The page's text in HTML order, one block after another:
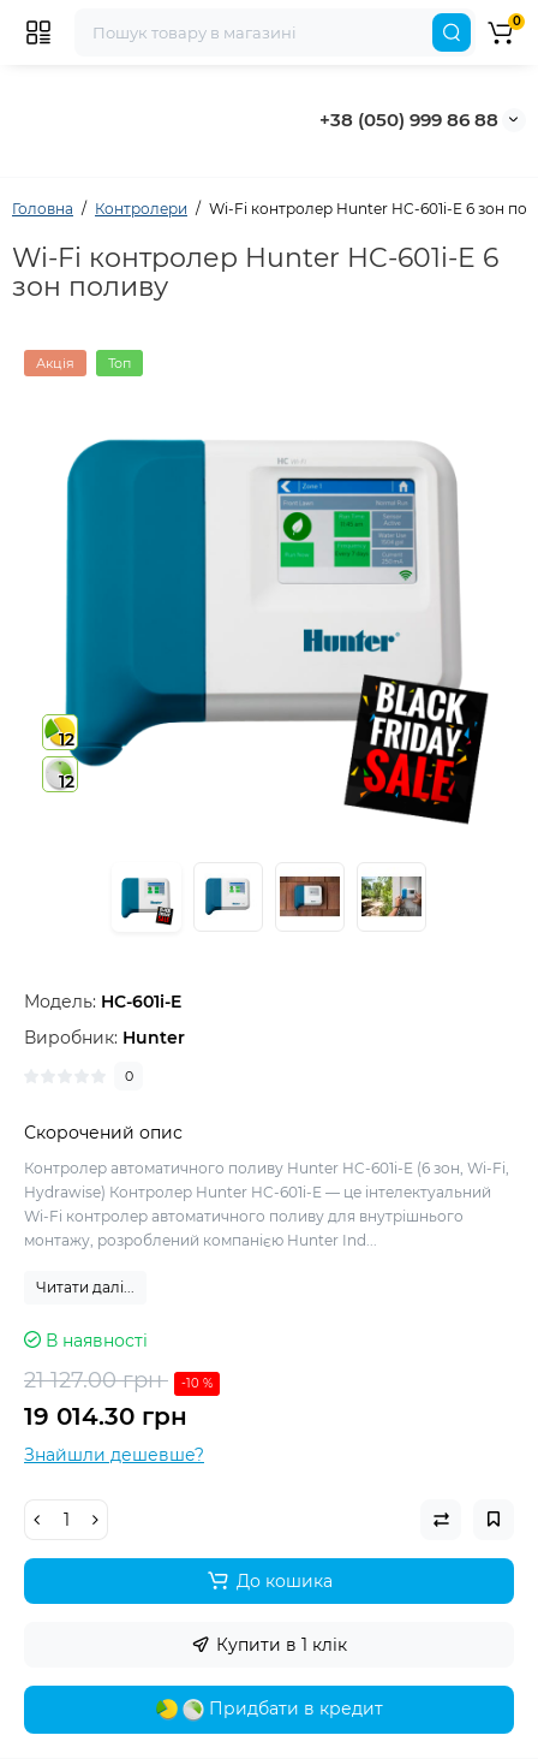
+38 (050) 999 86 88
0
Головна Контролери Wi-Fi контролер Hunter HC-601i-E 6 зон
Wi-Fi контролер Hunter HC-601i-E 6
зон поливу
12
12
Акція Топ
Модель: HC-601i-E
Виробник: Hunter
0
Скорочений опис
Контролер автоматичного поливу Hunter HC-601i-E (6 зон, Wi-Fi,
Hydrawise) Контролер Hunter HC-601i-E — це інтелектуальний
Wi-Fi контролер автоматичного поливу для внутрішнього
монтажу, розроблений компанією Hunter Ind...
Читати далі...
В наявності
21 127.00 грн -10 %
19 014.30 грн
Знайшли дешевше?
До кошика
Купити в 1 клік
Придбати в кредит